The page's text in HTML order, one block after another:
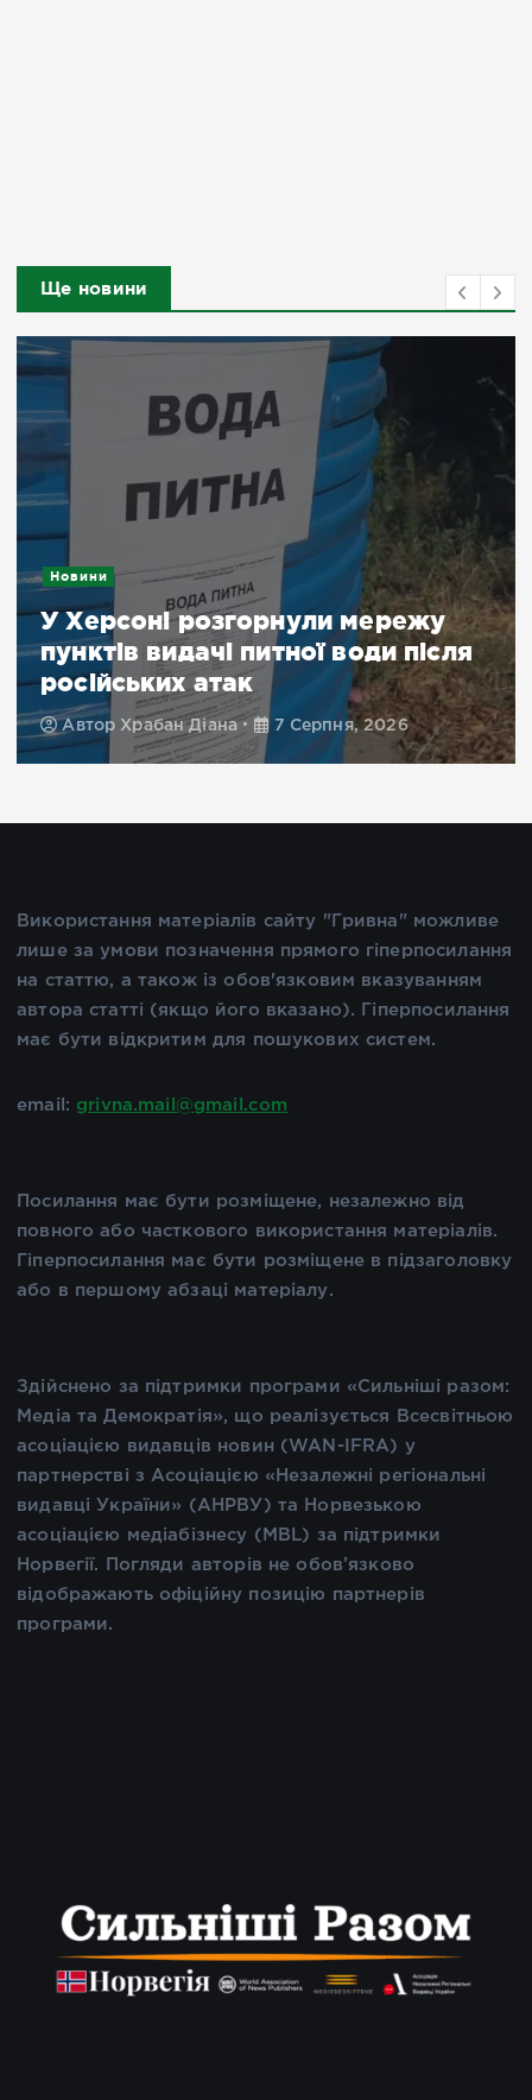
Ще новини
Новини
У Херсоні розгорнули мережу
пунктів видачі питної води після
російських атак
Автор Храбан Діана 7 Серпня, 2026
Використання матеріалів сайту "Гривна" можливе
лише за умови позначення прямого гіперпосилання
на статтю, а також із обов'язковим вказуванням
автора статті (якщо його вказано). Гіперпосилання
має бути відкритим для пошукових систем.
email: grivna.mail@gmail.com
Посилання має бути розміщене, незалежно від
повного або часткового використання матеріалів.
Гіперпосилання має бути розміщене в підзаголовку
або в першому абзаці матеріалу.
Здійснено за підтримки програми «Сильніші разом:
Медіа та Демократія», що реалізується Всесвітньою
асоціацією видавців новин (WAN-IFRA) у
партнерстві з Асоціацією «Незалежні регіональні
видавці України» (АНРВУ) та Норвезькою
асоціацією медіабізнесу (MBL) за підтримки
Норвегії. Погляди авторів не обов’язково
відображають офіційну позицію партнерів
програми.